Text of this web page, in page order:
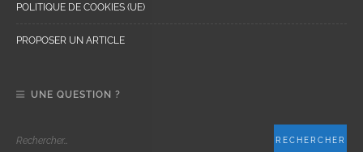
POLITIQUE DE COOKIES (UE)
PROPOSER UN ARTICLE
UNE QUESTION ?